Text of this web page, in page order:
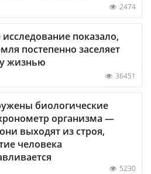
2474
показало,
постепенно заселяет
жизнью
36451
биологические
организма —
выходят из строя,
человека
5230